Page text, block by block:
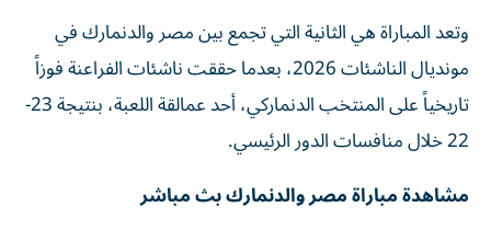
وتعد المباراة هي الثانية التي تجمع بين مصر والدنمارك في
مونديال الناشئات 2026، بعدما حققت ناشئات الفراعنة فوزاً
تاريخياً على المنتخب الدنماركي، أحد عمالقة اللعبة، بنتيجة 23-
22 خلال منافسات الدور الرئيسي.
مشاهدة مباراة مصر والدنمارك بث مباشر